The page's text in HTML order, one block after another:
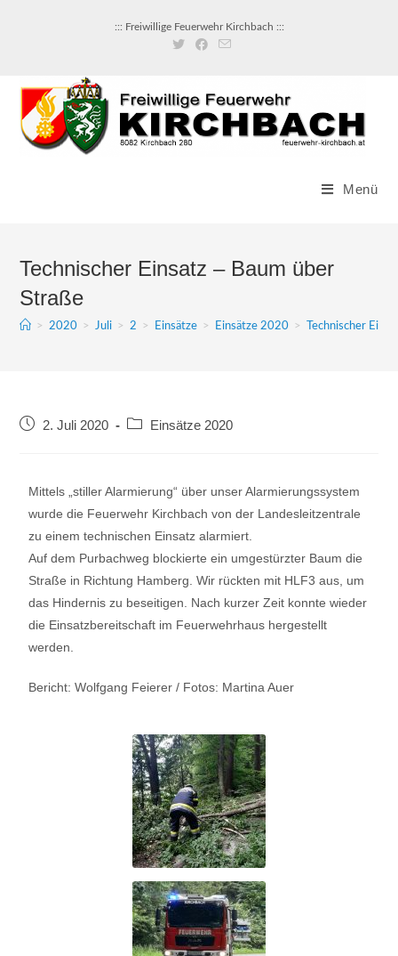
::: Freiwillige Feuerwehr Kirchbach :::
Menü
Technischer Einsatz – Baum über
Straße
> 2020 > Juli > 2 > Einsätze > Einsätze 2020 > Technischer
2. Juli 2020 Einsätze 2020
Mittels „stiller Alarmierung“ über unser Alarmierungssystem
wurde die Feuerwehr Kirchbach von der Landesleitzentrale
zu einem technischen Einsatz alarmiert.
Auf dem Purbachweg blockierte ein umgestürzter Baum die
Straße in Richtung Hamberg. Wir rückten mit HLF3 aus, um
das Hindernis zu beseitigen. Nach kurzer Zeit konnte wieder
die Einsatzbereitschaft im Feuerwehrhaus hergestellt
werden.
Bericht: Wolfgang Feierer / Fotos: Martina Auer